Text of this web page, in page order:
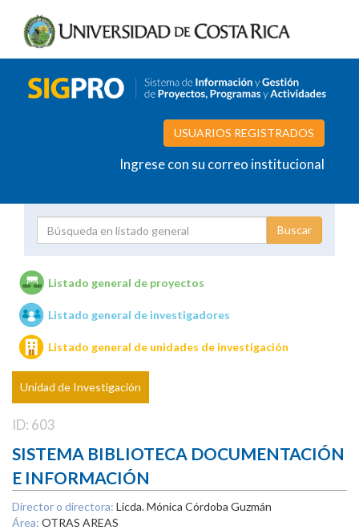
USUARIOS REGISTRADOS
Ingrese con su correo institucional
Unidades de investigación
Listado general de proyectos
Listado general de investigadores
Listado general de unidades de investigación
Unidad de Investigación
ID: 603
SISTEMA BIBLIOTECA DOCUMENTACIÓN
E INFORMACIÓN
Director o directora: Licda. Mónica Córdoba Guzmán
Área: OTRAS AREAS